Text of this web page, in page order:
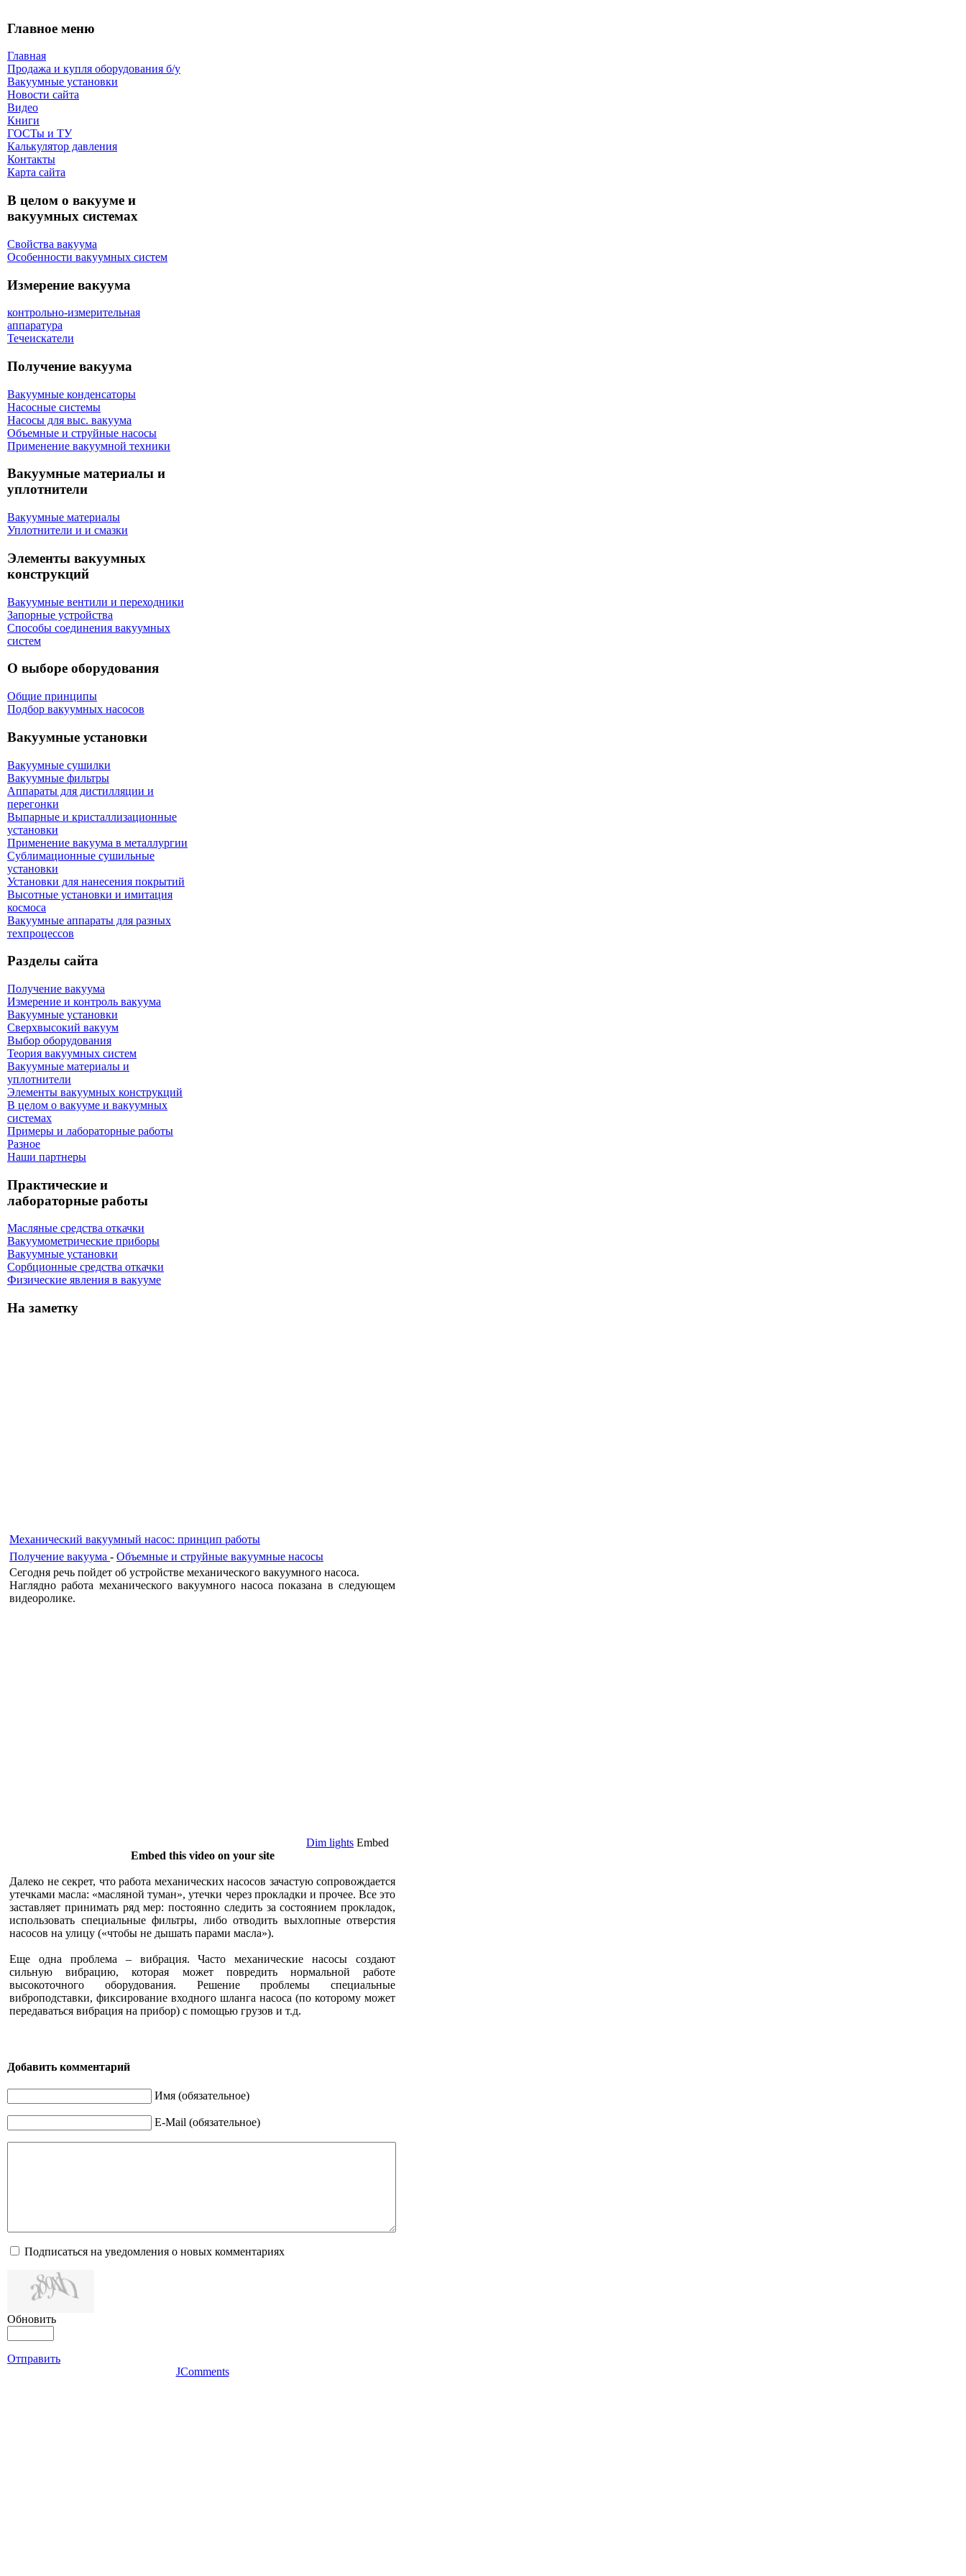
Главное меню
Главная
Продажа и купля оборудования б/y
Вакуумные установки
Новости сайта
Видео
Книги
ГОСТы и ТУ
Калькулятор давления
Контакты
Карта сaйта
В целом о вакууме и
вакуумных системах
Свойства вакуума
Особенности вакуумных систем
Измерение вакуума
контрольно-измерительная
аппаратура
Течеискатели
Получение вакуума
Вакуумные конденсаторы
Насосные системы
Насосы для выс. вакуума
Объемные и струйные насосы
Применение вакуумной техники
Вакуумные материалы и
уплотнители
Вакуумные материалы
Уплотнители и и смазки
Элементы вакуумных
конструкций
Вакуумные вентили и переходники
Запорные устройства
Способы соединения вакуумных
систем
О выборе оборудования
Общие принципы
Подбор вакуумных насосов
Вакуумные установки
Вакуумные сушилки
Вакуумные фильтры
Аппараты для дистилляции и
перегонки
Выпарные и кристаллизационные
установки
Применение вакуума в металлургии
Сублимационные сушильные
установки
Установки для нанесения покрытий
Высотные установки и имитация
космоса
Вакуумные аппараты для разных
техпроцессов
Разделы сайта
Получение вакуума
Измерение и контроль вакуума
Вакуумные установки
Сверхвысокий вакуум
Выбор оборудования
Теория вакуумных систем
Вакуумные материалы и
уплотнители
Элементы вакуумных конструкций
В целом о вакууме и вакуумных
системах
Примеры и лабораторные работы
Разное
Наши партнеры
Практические и
лабораторные работы
Масляные средства откачки
Вакуумометрические приборы
Вакуумные установки
Сорбционные средства откачки
Физические явления в вакууме
На заметку
Механический вакуумный насос: принцип работы
Получение вакуума - Объемные и струйные вакуумные насосы
Сегодня речь пойдет об устройстве механического вакуумного насоса.
Наглядно работа механического вакуумного насоса показана в следующем
видеоролике.
Dim lights Embed
Embed this video on your site
Далеко не секрет, что работа механических насосов зачастую сопровождается
утечками масла: «масляной туман», утечки через прокладки и прочее. Все это
заставляет принимать ряд мер: постоянно следить за состоянием прокладок,
использовать специальные фильтры, либо отводить выхлопные отверстия
насосов на улицу («чтобы не дышать парами масла»).
Еще одна проблема – вибрация. Часто механические насосы создают
сильную вибрацию, которая может повредить нормальной работе
высокоточного оборудования. Решение проблемы специальные
виброподставки, фиксирование входного шланга насоса (по которому может
передаваться вибрация на прибор) с помощью грузов и т.д.
Добавить комментарий
Имя (обязательное)
E-Mail (обязательное)
Подписаться на уведомления о новых комментариях
Обновить
Отправить
JComments